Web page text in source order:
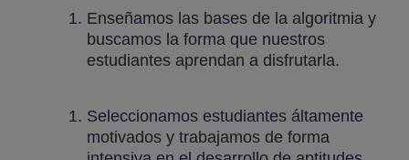
Enseñamos las bases de la algoritmia y
buscamos la forma que nuestros
estudiantes aprendan a disfrutarla.
Seleccionamos estudiantes áltamente
motivados y trabajamos de forma